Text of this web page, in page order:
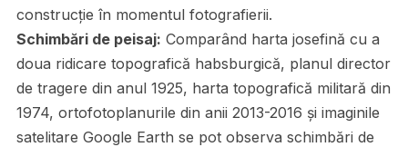
construcție în momentul fotografierii.
Schimbări de peisaj: Comparând harta josefină cu a
doua ridicare topografică habsburgică, planul director
de tragere din anul 1925, harta topografică militară din
1974, ortofotoplanurile din anii 2013-2016 și imaginile
satelitare Google Earth se pot observa schimbări de